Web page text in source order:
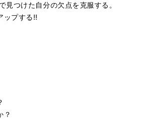
見つけた自分の欠点を克服する。
ップする!!
？